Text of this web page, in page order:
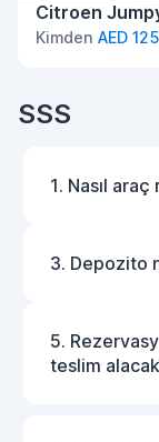
Citroen
Kimden AED
SSS
1. Nasıl
3. Depozito
5.
teslim alacak